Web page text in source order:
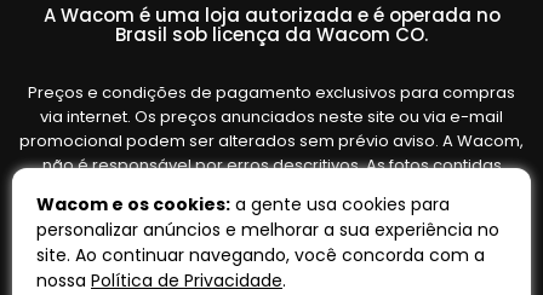
A Wacom é uma loja autorizada e é operada no
Brasil sob licença da Wacom CO.
Preços e condições de pagamento exclusivos para compras
via internet. Os preços anunciados neste site ou via e-mail
promocional podem ser alterados sem prévio aviso. A Wacom,
não é responsável por erros descritivos. As fotos contidas
variar de acordo com o fornecedor/lote do fabricante. Ofertas
válidas até o término de nossos estoques. Vendas sujeitas à
análise e confirmação de dados.
Wacom e os cookies: a gente usa cookies para
personalizar anúncios e melhorar a sua experiência no
site. Ao continuar navegando, você concorda com a
nossa Política de Privacidade.